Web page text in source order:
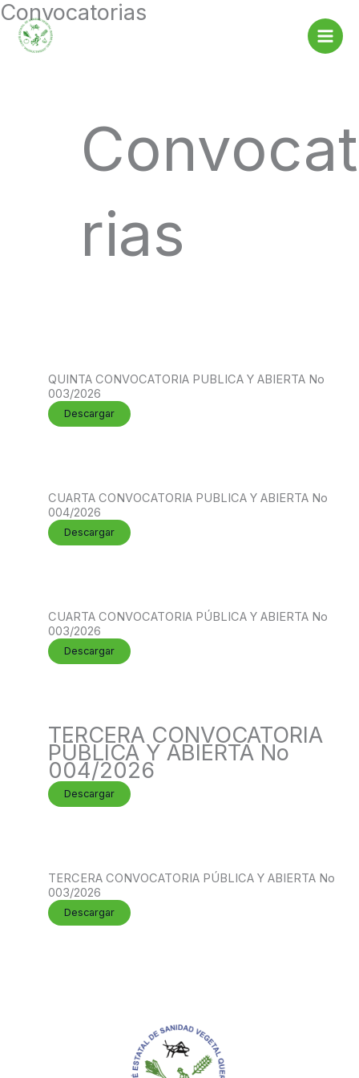
Ir
contenido
Convocatorias
rias
QUINTA CONVOCATORIA PUBLICA Y ABIERTA No
003/2026
Descargar
CUARTA CONVOCATORIA PUBLICA Y ABIERTA No
004/2026
Descargar
CUARTA CONVOCATORIA PÚBLICA Y ABIERTA No
003/2026
Descargar
TERCERA CONVOCATORIA
PÚBLICA Y ABIERTA No
004/2026
Descargar
TERCERA CONVOCATORIA PÚBLICA Y ABIERTA No
003/2026
Descargar